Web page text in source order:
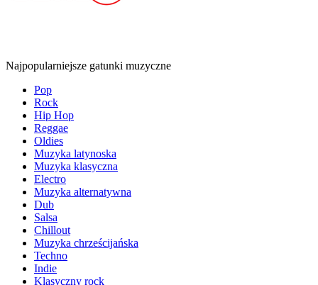
Najpopularniejsze gatunki muzyczne
Pop
Rock
Hip Hop
Reggae
Oldies
Muzyka latynoska
Muzyka klasyczna
Electro
Muzyka alternatywna
Dub
Salsa
Chillout
Muzyka chrześcijańska
Techno
Indie
Klasyczny rock